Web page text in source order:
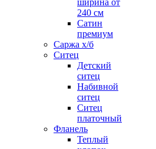
ширина от
240 см
Сатин
премиум
Саржа х/б
Ситец
Детский
ситец
Набивной
ситец
Ситец
платочный
Фланель
Теплый